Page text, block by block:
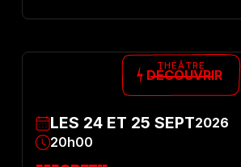
THÉÂTRE
LES 24 ET 25 SEPT2026
20h00
DÉCOUVRIR